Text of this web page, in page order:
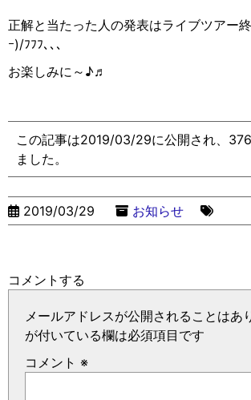
正解と当たった人の発表はライブツアー
ｰ)/ﾌﾌﾌ､､､
お楽しみに～♪♬
この記事は2019/03/29に公開され、
ました。
2019/03/29 お知らせ
コメントする
メールアドレスが公開されることはあ
が付いている欄は必須項目です
コメント ※